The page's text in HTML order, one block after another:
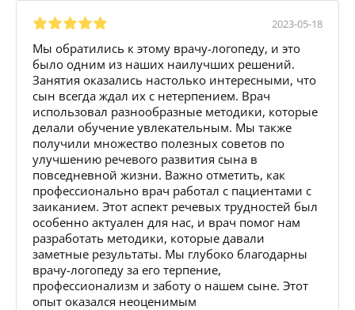
2023-05-18
Мы обратились к этому врачу-логопеду, и это
было одним из наших наилучших решений.
Занятия оказались настолько интересными, что
сын всегда ждал их с нетерпением. Врач
использовал разнообразные методики, которые
делали обучение увлекательным. Мы также
получили множество полезных советов по
улучшению речевого развития сына в
повседневной жизни. Важно отметить, как
профессионально врач работал с пациентами с
заиканием. Этот аспект речевых трудностей был
особенно актуален для нас, и врач помог нам
разработать методики, которые давали
заметные результаты. Мы глубоко благодарны
врачу-логопеду за его терпение,
профессионализм и заботу о нашем сыне. Этот
опыт оказался неоценимым